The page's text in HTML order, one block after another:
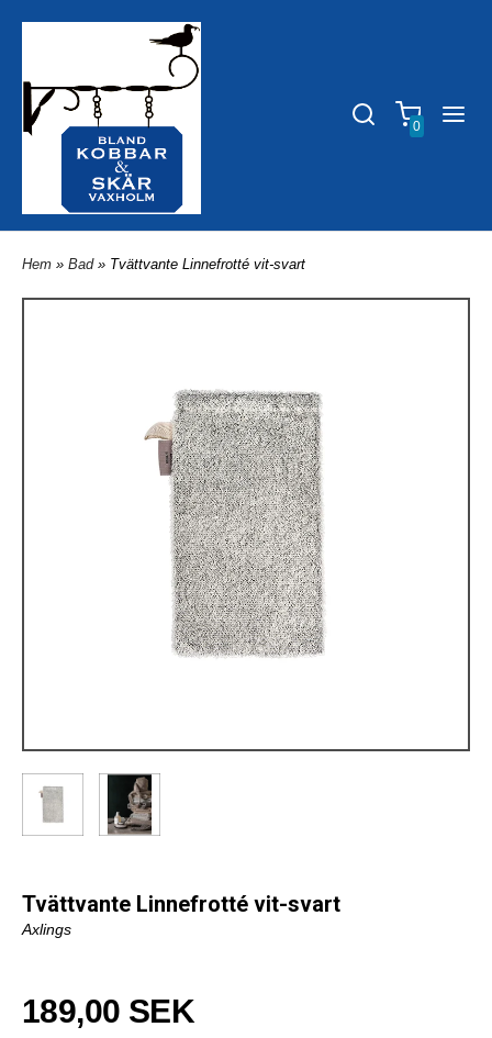
0
Hem » Bad » Tvättvante Linnefrotté vit-svart
Tvättvante Linnefrotté vit-svart
Axlings
189,00 SEK